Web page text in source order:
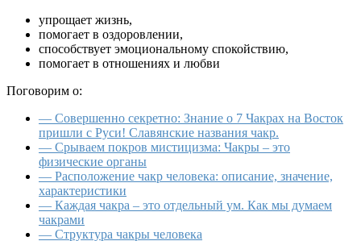
упрощает жизнь,
помогает в оздоровлении,
способствует эмоциональному спокойствию,
помогает в отношениях и любви
Поговорим о:
— Совершенно секретно: Знание о 7 Чакрах на Восток
пришли с Руси! Славянские названия чакр.
— Срываем покров мистицизма: Чакры – это
физические органы
— Расположение чакр человека: описание, значение,
характеристики
— Каждая чакра – это отдельный ум. Как мы думаем
чакрами
— Структура чакры человека